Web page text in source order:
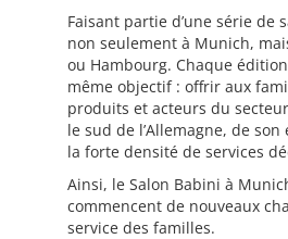
Faisant partie d’une série de
non seulement à Munich,
ou Hambourg. Chaque
même objectif : offrir aux
produits et acteurs du
le sud de l’Allemagne, de
la forte densité de services
Ainsi, le Salon Babini à
commencent de nouveaux
service des familles.